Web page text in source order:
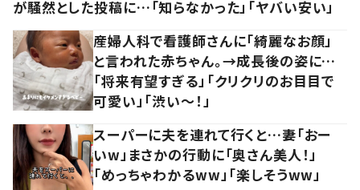
が騒然とした投稿に…「知らなかった」「ヤバい安い」
産婦人科で看護師さんに「綺麗なお顔」
と言われた赤ちゃん。→成長後の姿に…
「将来有望すぎる」「クリクリのお目目で
可愛い」「渋い～！」
スーパーに夫を連れて行くと…妻「おー
いw」まさかの行動に「奥さん美人！」
「めっちゃわかるww」「楽しそうww」